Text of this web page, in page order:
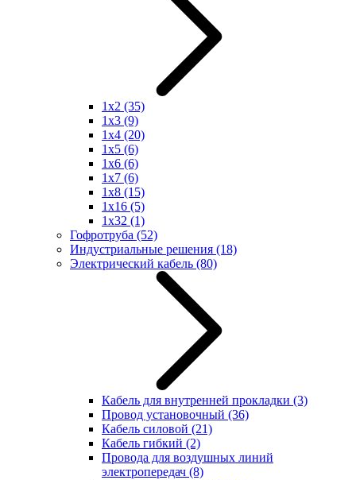
1x2 (35)
1x3 (9)
1x4 (20)
1x5 (6)
1x6 (6)
1x7 (6)
1x8 (15)
1x16 (5)
1x32 (1)
Гофротруба (52)
Индустриальные решения (18)
Электрический кабель (80)
Кабель для внутренней прокладки (3)
Провод установочный (36)
Кабель силовой (21)
Кабель гибкий (2)
Провода для воздушных линий
электропередач (8)